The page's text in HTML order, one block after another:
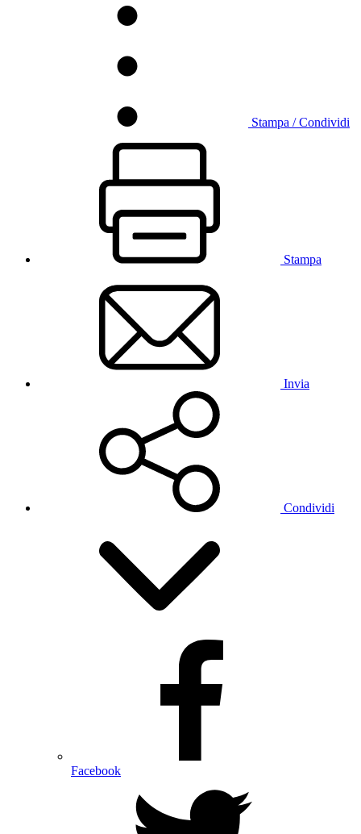
Stampa / Condividi
Stampa
Invia
Condividi
Facebook